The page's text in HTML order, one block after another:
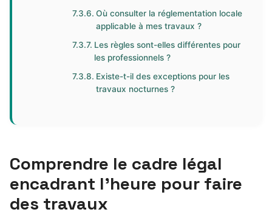
Où consulter la réglementation locale
applicable à mes travaux ?
Les règles sont-elles différentes pour
les professionnels ?
Existe-t-il des exceptions pour les
travaux nocturnes ?
Comprendre le cadre légal
encadrant l’heure pour faire
des travaux